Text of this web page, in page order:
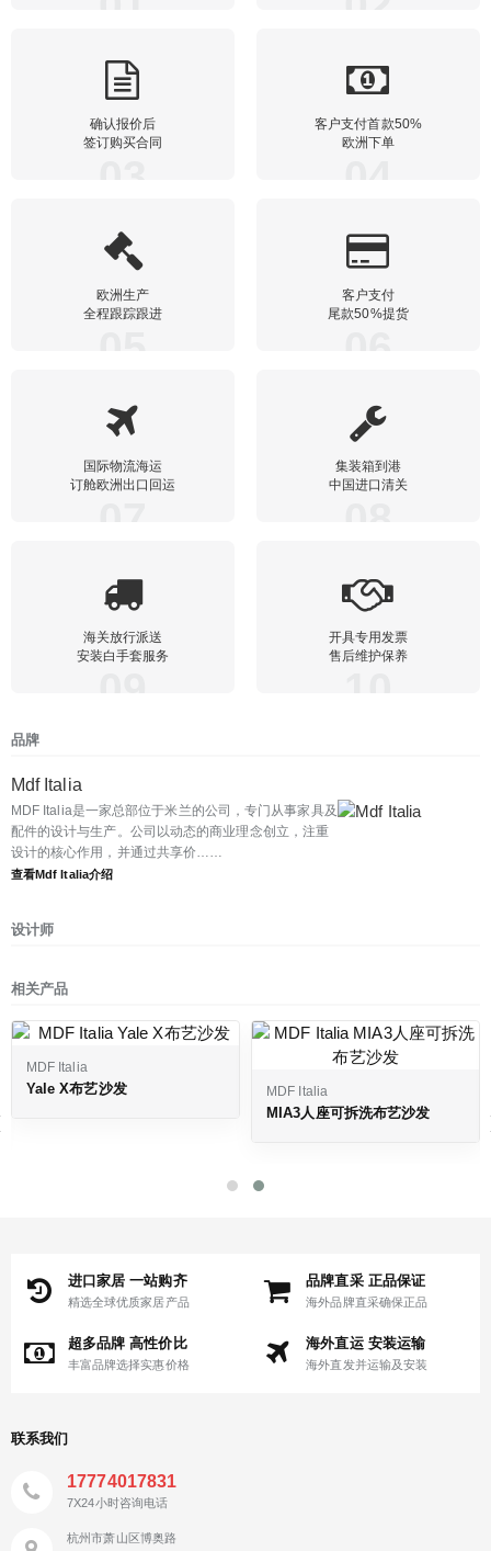
确认报价后
签订购买合同
客户支付首款50%
欧洲下单
欧洲生产
全程跟踪跟进
客户支付
尾款50%提货
国际物流海运
订舱欧洲出口回运
集装箱到港
中国进口清关
海关放行派送
安装白手套服务
开具专用发票
售后维护保养
品牌
Mdf Italia
MDF Italia是一家总部位于米兰的公司，专门从事家具及
配件的设计与生产。公司以动态的商业理念创立，注重
设计的核心作用，并通过共享价……
查看Mdf Italia介绍
设计师
相关产品
MDF Italia
Yale X布艺沙发 MDF Italia
MIA3人座可拆洗布艺沙发
进口家居 一站购齐
精选全球优质家居产品
品牌直采 正品保证
海外品牌直采确保正品
超多品牌 高性价比
丰富品牌选择实惠价格
海外直运 安装运输
海外直发并运输及安装
联系我们
17774017831
7X24小时咨询电话
杭州市萧山区博奥路